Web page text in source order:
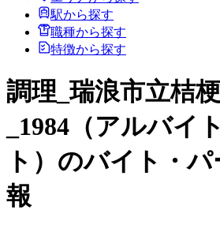
駅から探す
職種から探す
特徴から探す
調理_瑞浪市立桔
_1984（アルバイ
ト）のバイト・
報